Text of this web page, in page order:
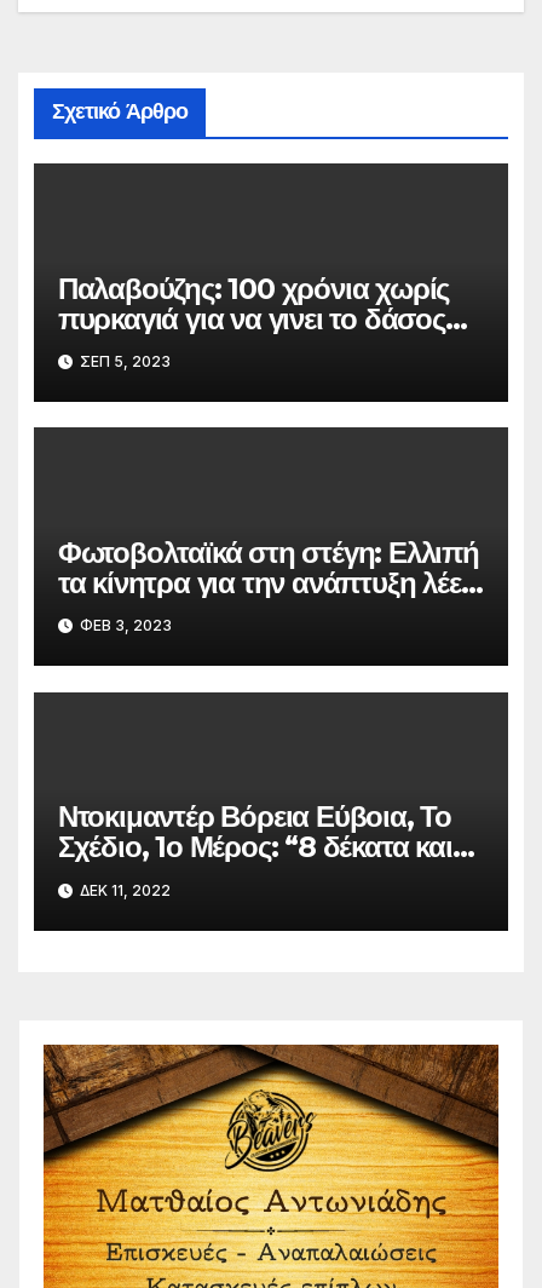
Σχετικό Άρθρο
Παλαβούζης: 100 χρόνια χωρίς
πυρκαγιά για να γινει το δάσος
της Δαδιάς όπως ήταν.
ΣΕΠ 5, 2023
Φωτοβολταϊκά στη στέγη: Ελλιπή
τα κίνητρα για την ανάπτυξη λέει
ο ΠΑΣΥΦΩΣ
ΦΕΒ 3, 2023
Ντοκιμαντέρ Βόρεια Εύβοια, Το
Σχέδιο, 1ο Μέρος: “8 δέκατα και
αναφορά”
ΔΕΚ 11, 2022